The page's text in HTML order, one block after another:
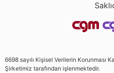
6698 sayılı Kişisel Verilerin Korunması
Şirketimiz tarafından işlenmektedir.